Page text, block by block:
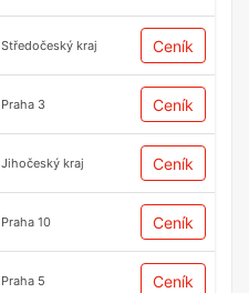
Středočeský kraj Ceník
Praha 3 Ceník
Jihočeský kraj Ceník
Praha 10 Ceník
Praha 5 Ceník